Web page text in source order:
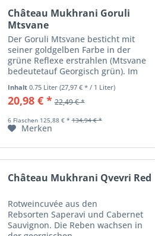
Château Mukhrani Goruli
Mtsvane
Der Goruli Mtsvane besticht mit
seiner goldgelben Farbe in der
grüne Reflexe erstrahlen (Mtsvane
bedeutetauf Georgisch grün). Im
Bouquet präsentieren sich florale
Noten, frische Stachelbeeren- und
Zitronenaromen. Am Gaumen ist
Inhalt 0.75 Liter (27,97 € * / 1 Liter)
20,98 € * 22,49 € *
6 Flaschen 125,88 € * 134,94 € *
Merken
Château Mukhrani Qvevri Red
Rotweincuvée aus den
Rebsorten Saperavi und Cabernet
Sauvignon. Die Reben wachsen in